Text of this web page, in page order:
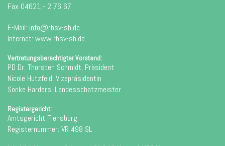
Fax 04621 - 2 76 67
E-Mail: info@rbsv-sh.de
Internet: www.rbsv-sh.de
Vertretungsberechtigter Vorstand:
PD Dr. Thorsten Schmidt, Präsident
Nicole Hutzfeld, Vizepräsidentin
Sönke Harders, Landesschatzmeister
Registergericht:
Amtsgericht Flensburg
Registernummer: VR 498 SL